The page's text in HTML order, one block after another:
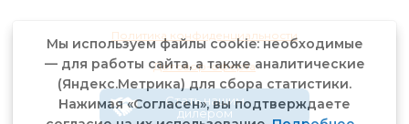
Политика конфиденциальности
Договор-оферта
Стать нашим
дилером
Мы используем файлы cookie: необходимые
— для работы сайта, а также аналитические
(Яндекс.Метрика) для сбора статистики.
Нажимая «Согласен», вы подтверждаете